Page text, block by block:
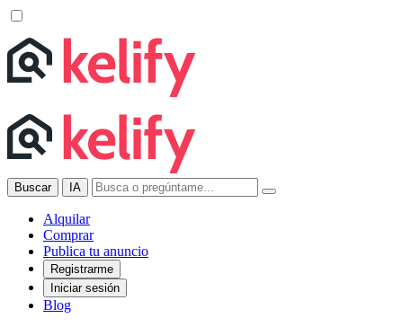
Buscar IA
Alquilar
Comprar
Publica tu anuncio
Registrarme
Iniciar sesión
Blog